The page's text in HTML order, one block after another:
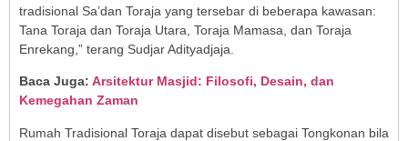
tradisional Sa’dan Toraja yang tersebar di beberapa kawasan:
Tana Toraja dan Toraja Utara, Toraja Mamasa, dan Toraja
Enrekang,” terang Sudjar Adityadjaja.
Baca Juga: Arsitektur Masjid: Filosofi, Desain, dan
Kemegahan Zaman
Rumah Tradisional Toraja dapat disebut sebagai Tongkonan bila